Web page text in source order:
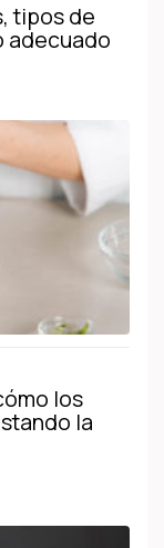
tipos de
adecuado
los
la